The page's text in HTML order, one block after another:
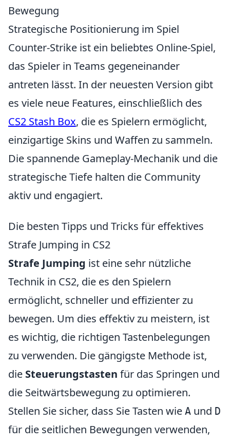
Bewegung
Strategische Positionierung im Spiel
Counter-Strike ist ein beliebtes Online-Spiel,
das Spieler in Teams gegeneinander
antreten lässt. In der neuesten Version gibt
es viele neue Features, einschließlich des
CS2 Stash Box, die es Spielern ermöglicht,
einzigartige Skins und Waffen zu sammeln.
Die spannende Gameplay-Mechanik und die
strategische Tiefe halten die Community
aktiv und engagiert.
Die besten Tipps und Tricks für effektives
Strafe Jumping in CS2
Strafe Jumping ist eine sehr nützliche
Technik in CS2, die es den Spielern
ermöglicht, schneller und effizienter zu
bewegen. Um dies effektiv zu meistern, ist
es wichtig, die richtigen Tastenbelegungen
zu verwenden. Die gängigste Methode ist,
die Steuerungstasten für das Springen und
die Seitwärtsbewegung zu optimieren.
Stellen Sie sicher, dass Sie Tasten wie A und D
für die seitlichen Bewegungen verwenden,